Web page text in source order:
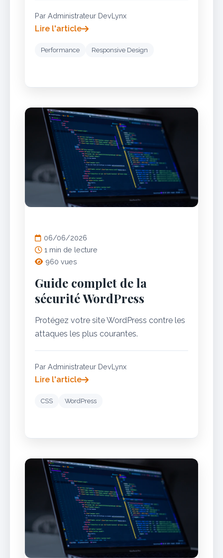
Par Administrateur DevLynx
Lire l'article
Performance Responsive Design
06/06/2026
1 min de lecture
960 vues
Guide complet de la
sécurité WordPress
Protégez votre site WordPress contre les
attaques les plus courantes.
Par Administrateur DevLynx
Lire l'article
CSS WordPress